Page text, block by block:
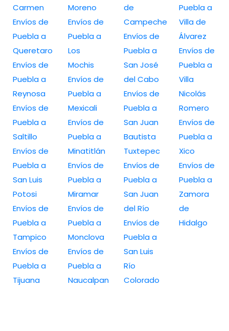
Carmen
Envíos de
Puebla a
Queretaro
Envíos de
Puebla a
Reynosa
Envíos de
Puebla a
Saltillo
Envíos de
Puebla a
San Luis
Potosi
Envíos de
Puebla a
Tampico
Envíos de
Puebla a
Tijuana
Moreno
Envíos de
Puebla a
Los
Mochis
Envíos de
Puebla a
Mexicali
Envíos de
Puebla a
Minatitlán
Envíos de
Puebla a
Miramar
Envíos de
Puebla a
Monclova
Envíos de
Puebla a
Naucalpan
de
Campeche
Envíos de
Puebla a
San José
del Cabo
Envíos de
Puebla a
San Juan
Bautista
Tuxtepec
Envíos de
Puebla a
San Juan
del Río
Envíos de
Puebla a
San Luis
Río
Colorado
Puebla a
Villa de
Álvarez
Envíos de
Puebla a
Villa
Nicolás
Romero
Envíos de
Puebla a
Xico
Envíos de
Puebla a
Zamora
de
Hidalgo